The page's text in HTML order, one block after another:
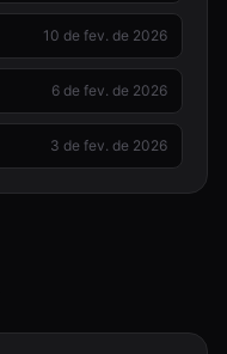
10 de fev. de 2026
6 de fev. de 2026
3 de fev. de 2026